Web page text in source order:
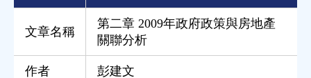
文章名稱
第二章 2009年政府政策與房地產
關聯分析
作者 彭建文